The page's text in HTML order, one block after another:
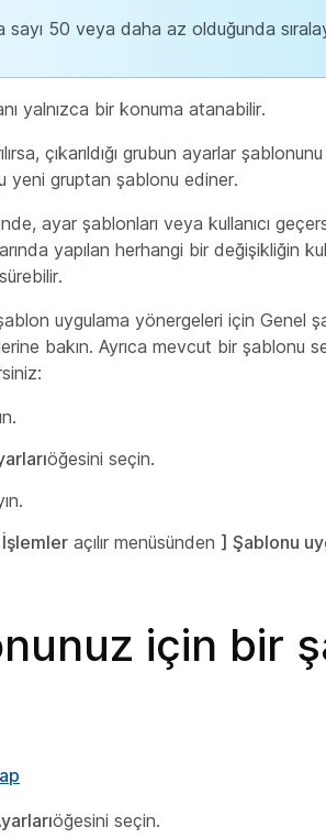
sayı 50 veya daha az olduğunda
yalnızca bir konuma atanabilir.
çıkarıldığı grubun ayarlar
yeni gruptan şablonu ediner.
ayar şablonları veya kullanıcı
yapılan herhangi bir değişikliğin
uygulama yönergeleri için Genel
bakın. Ayrıca mevcut bir şablonu
öğesini seçin.
İşlemler açılır menüsünden ] Şablonu
için bir
öğesini seçin.